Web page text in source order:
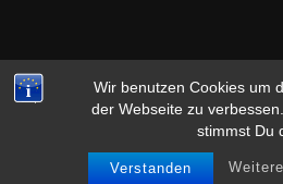
Wir benutzen Cookies um
der Webseite zu
stimmst Du
Verstanden
IMPRESSUM AGB